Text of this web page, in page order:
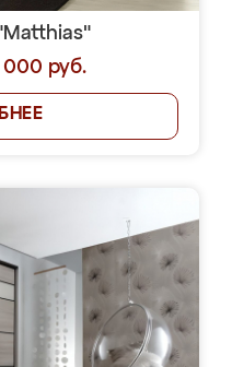
000 руб.